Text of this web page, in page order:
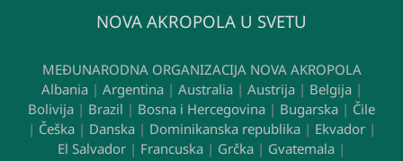
NOVA AKROPOLA U SVETU
MEĐUNARODNA ORGANIZACIJA NOVA AKROPOLA
Albania| Argentina| Australia| Austrija| Belgija|
Bolivija | Brazil | Bosna i Hercegovina | Bugarska | Čile
| Češka| Danska| Dominikanska republika| Ekvador|
El Salvador | Francuska | Grčka | Gvatemala |